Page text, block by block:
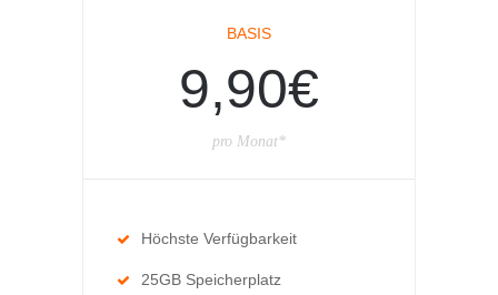
BASIS
9,90€
pro Monat*
Höchste Verfügbarkeit
25GB Speicherplatz